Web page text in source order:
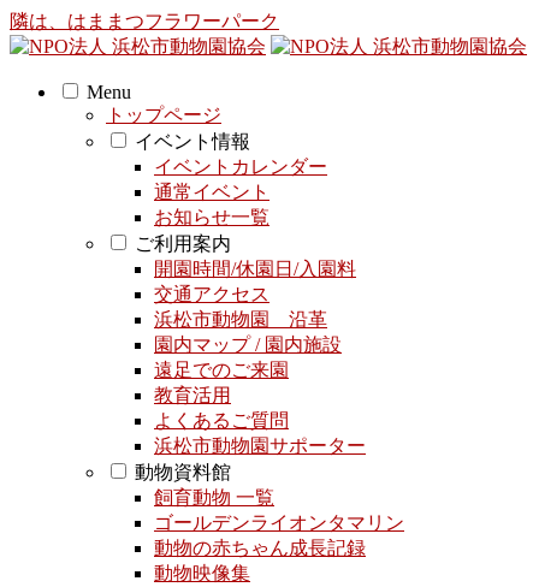
隣は、はままつフラワーパーク
Menu
トップページ
イベント情報
イベントカレンダー
通常イベント
お知らせ一覧
ご利用案内
開園時間/休園日/入園料
交通アクセス
浜松市動物園 沿革
園内マップ / 園内施設
遠足でのご来園
教育活用
よくあるご質問
浜松市動物園サポーター
動物資料館
飼育動物 一覧
ゴールデンライオンタマリン
動物の赤ちゃん成長記録
動物映像集